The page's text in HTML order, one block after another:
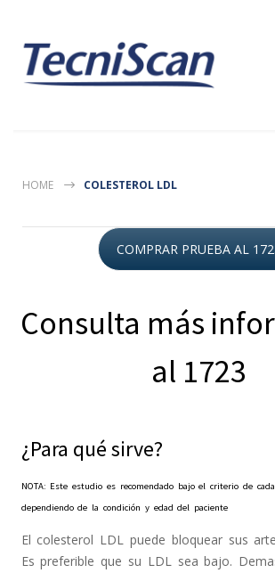
HOME COLESTEROL LDL
COMPRAR PRUEBA AL
Consulta más
al 1723
¿Para qué sirve?
NOTA: Este estudio es recomendado bajo el criterio de
dependiendo de la condición y edad del paciente
El colesterol LDL puede bloquear sus
Es preferible que su LDL sea bajo.